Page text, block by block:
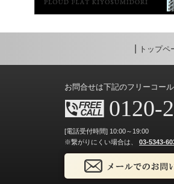
トップペ
お問合せは下記のフリーコー
0120-
[電話受付時間] 10:00～19:00
※繋がりにくい場合は、
03-5343-